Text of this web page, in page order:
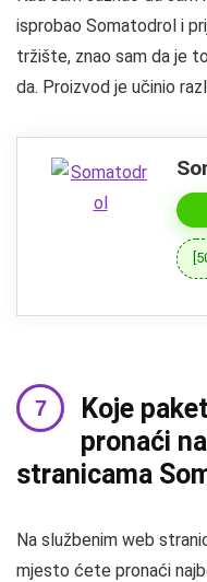
isprobao Somatodrol i
tržište, znao sam da je
da. Proizvod je učinio
Koje
pronaći
stranicama
Na službenim web
mjesto ćete pronaći